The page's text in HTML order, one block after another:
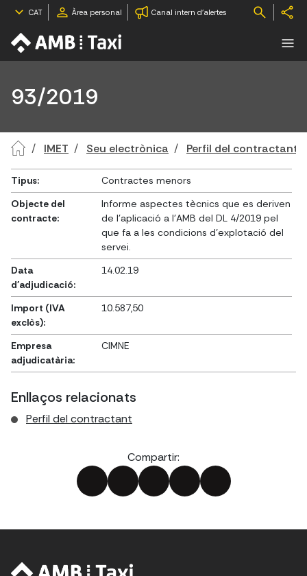
CAT Àrea personal Canal intern d'alertes
93/2019
IMET Seu electrònica Perfil del contractant
Tipus:
Contractes menors
Objecte del
contracte:
Informe aspectes tècnics que es deriven
de l'aplicació a l'AMB del DL 4/2019 pel
que fa a les condicions d'explotació del
servei.
Data
d'adjudicació:
14.02.19
Import (IVA
exclòs):
10.587,50
Empresa
adjudicatària:
CIMNE
Enllaços relacionats
Perfil del contractant
Compartir: